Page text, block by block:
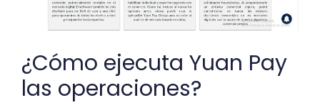
¿Cómo ejecuta Yuan Pay
las operaciones?